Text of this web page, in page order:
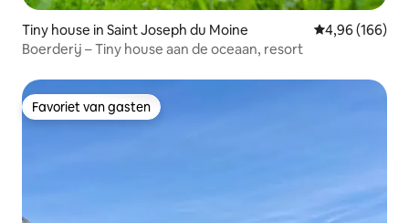
Tiny house in Saint Joseph du Moine Gemiddelde
4,96 (166)
Boerderij – Tiny house aan de oceaan, resort
Favoriet van gasten
Favoriet van gasten